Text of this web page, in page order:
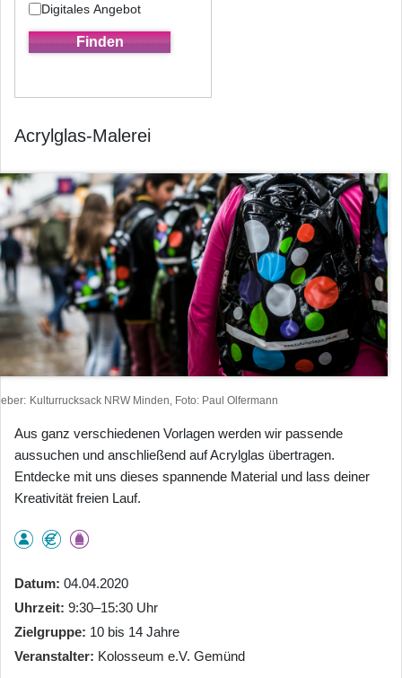
Digitales Angebot
Acrylglas-Malerei
Kulturrucksack NRW Minden, Foto: Paul Olfermann
Aus ganz verschiedenen Vorlagen werden wir passende
aussuchen und anschließend auf Acrylglas übertragen.
Entdecke mit uns dieses spannende Material und lass deiner
Kreativität freien Lauf.
Datum 04.04.2020
Uhrzeit 9:30–15:30 Uhr
Zielgruppe 10 bis 14 Jahre
Veranstalter Kolosseum e.V. Gemünd